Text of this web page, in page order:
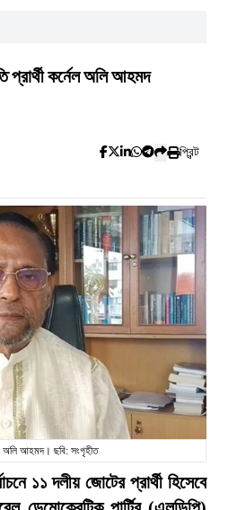
প্রার্থী কর্নেল অলি আহমদ
প্রিন্ট
অলি আহমদ। ছবি: সংগৃহীত
১১ দলীয় জোটের প্রার্থী হিসেবে